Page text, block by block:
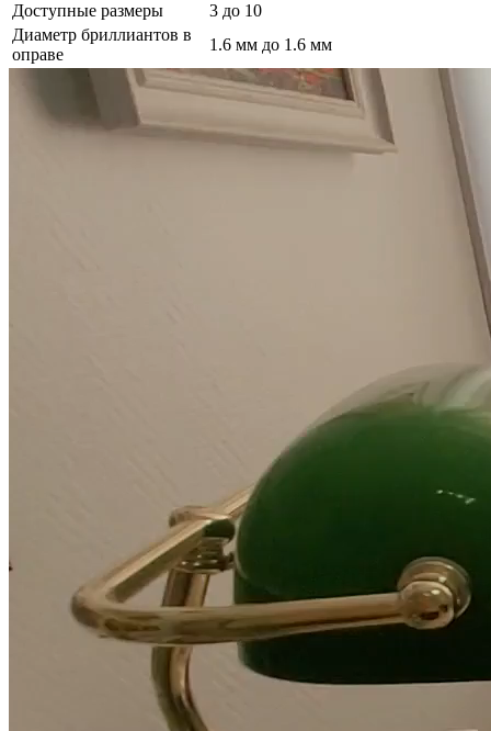
Доступные размеры
3 до 10
Диаметр бриллиантов в
оправе
1.6 мм до 1.6 мм